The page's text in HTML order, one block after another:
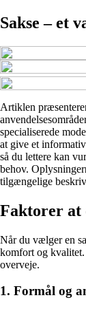
Sakse – et
Artiklen
specialiserede
at give et
så du lettere kan
behov.
tilgængelige
Faktorer at
Når du vælger en
komfort og
overveje.
1. Formål og